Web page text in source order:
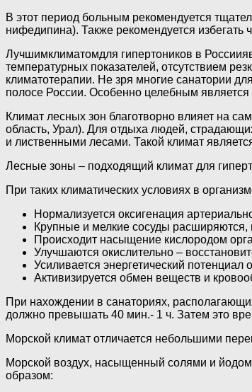
В этот период больным рекомендуется
нифедипина). Также рекомендуется
Лучшимклиматомдля гипертоников в
температурных показателей, отсутствием
климатотерапии. Не зря многие санатории
полосе России. Особенно целебным является
Климат лесных зон благотворно влияет на
область, Урал). Для отдыха людей,
и лиственными лесами. Такой климат
Лесные зоны – подходящий климат для
При таких климатических условиях в
Нормализуется оксигенация
Крупные и мелкие сосуды
Происходит насыщение кислородом
Улучшаются окислительно –
Усиливается энергетический потенциал
Активизируется обмен веществ и
При нахождении в санаториях,
должно превышать 40 мин.- 1 ч. Затем это
Морской климат отличается небольшими
Морской воздух, насыщенный солями и
образом: